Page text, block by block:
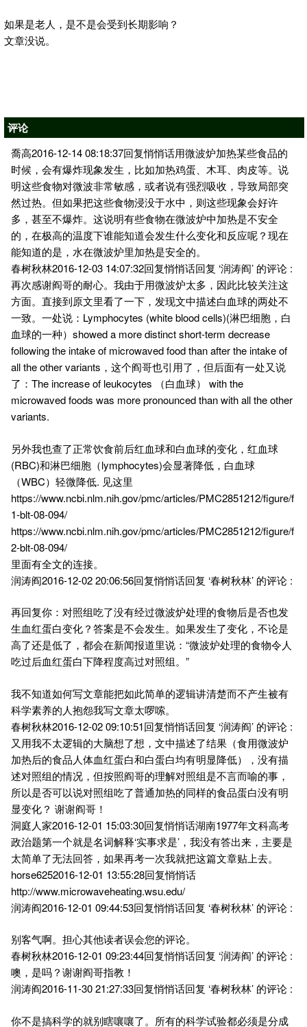
如果是老人，是不是会受到长期影响？
文章没说。
评论
喬高2016-12-14 08:18:37回复悄悄话用微波炉加热某些食品的
时候，会有爆炸现象发生，比如加热鸡蛋、木耳、肉皮等。说
明这些食物对微波非常敏感，或者说有强烈吸收，导致局部突
然过热。但如果把这些食物浸没于水中，则这些现象会好许
多，甚至不爆炸。这说明有些食物在微波炉中加热是不安全
的，在极高的温度下谁能知道会发生什么变化和反应呢？现在
能知道的是，水在微波炉里加热是安全的。
春树秋林2016-12-03 14:07:32回复悄悄话回复 ‘润涛阎’ 的评论 :
再次感谢阎哥的耐心。我由于用微波炉太多，因此比较关注这
方面。直接到原文里看了一下，发现文中描述白血球的两处不
一致。一处说：Lymphocytes (white blood cells)(淋巴细胞，白
血球的一种）showed a more distinct short-term decrease
following the intake of microwaved food than after the intake of
all the other variants，这个阎哥也引用了，但后面有一处又说
了：The increase of leukocytes （白血球） with the
microwaved foods was more pronounced than with all the other
variants.
另外我也查了正常饮食前后红血球和白血球的变化，红血球
(RBC)和淋巴细胞（lymphocytes)会显著降低，白血球
（WBC）轻微降低. 见这里
https://www.ncbi.nlm.nih.gov/pmc/articles/PMC2851212/figure/f
1-blt-08-094/
https://www.ncbi.nlm.nih.gov/pmc/articles/PMC2851212/figure/f
2-blt-08-094/
里面有全文的连接。
润涛阎2016-12-02 20:06:56回复悄悄话回复 ‘春树秋林’ 的评论 :
再回复你：对照组吃了没有经过微波炉处理的食物后是否也发
生血红蛋白变化？答案是不会发生。如果发生了变化，不论是
高了还是低了，都会在新闻报道里说：“微波炉处理的食物令人
吃过后血红蛋白下降程度高过对照组。”
我不知道如何写文章能把如此简单的逻辑讲清楚而不产生被有
科学素养的人抱怨我写文章太啰嗦。
春树秋林2016-12-02 09:10:51回复悄悄话回复 ‘润涛阎’ 的评论 :
又用我不太逻辑的大脑想了想，文中描述了结果（食用微波炉
加热后的食品人体血红蛋白和白蛋白均有明显降低），没有描
述对照组的情况，但按照阎哥的理解对照组是不言而喻的事，
所以是否可以说对照组吃了普通加热的同样的食品蛋白没有明
显变化？ 谢谢阎哥！
洞庭人家2016-12-01 15:03:30回复悄悄话湖南1977年文科高考
政治题第一个就是名词解释‘实事求是’，我没有答出来，主要是
太简单了无法回答，如果再考一次我就把这篇文章贴上去。
horse6252016-12-01 13:55:28回复悄悄话
http://www.microwaveheating.wsu.edu/
润涛阎2016-12-01 09:44:53回复悄悄话回复 ‘春树秋林’ 的评论 :
别客气啊。担心其他读者误会您的评论。
春树秋林2016-12-01 09:23:44回复悄悄话回复 ‘润涛阎’ 的评论 :
噢，是吗？谢谢阎哥指教！
润涛阎2016-11-30 21:27:33回复悄悄话回复 ‘春树秋林’ 的评论 :
你不是搞科学的就别瞎嚷嚷了。所有的科学试验都必须是分成